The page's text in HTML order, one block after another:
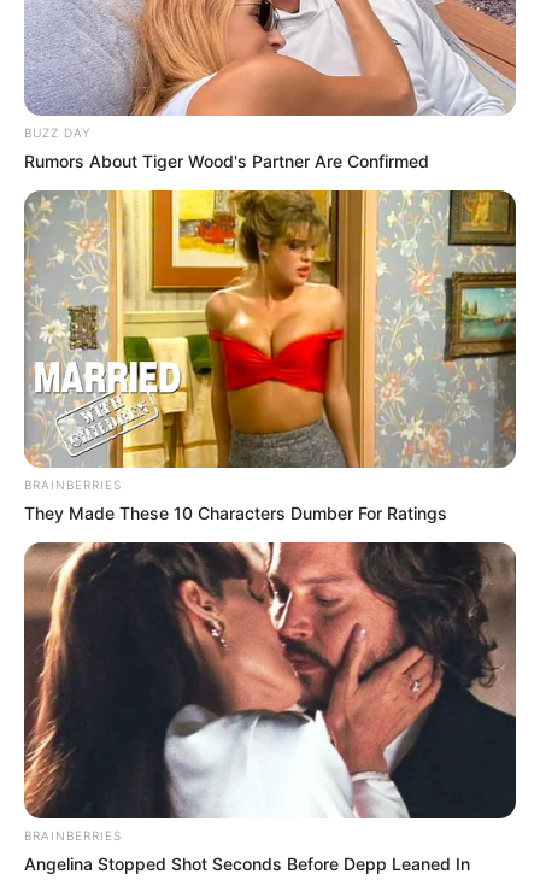
BUZZ DAY
Rumors About Tiger Wood's Partner Are Confirmed
BRAINBERRIES
They Made These 10 Characters Dumber For Ratings
BRAINBERRIES
Angelina Stopped Shot Seconds Before Depp Leaned In